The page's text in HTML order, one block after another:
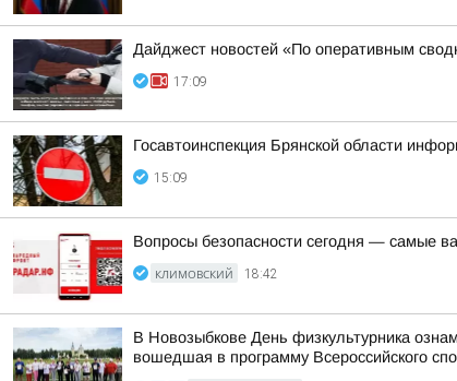
Дайджест новостей «По оперативным
17:09
Госавтоинспекция Брянской области
15:09
Вопросы безопасности сегодня — самые
КЛИМОВСКИЙ 18:42
В Новозыбкове День физкультурника
вошедшая в программу Всероссийского